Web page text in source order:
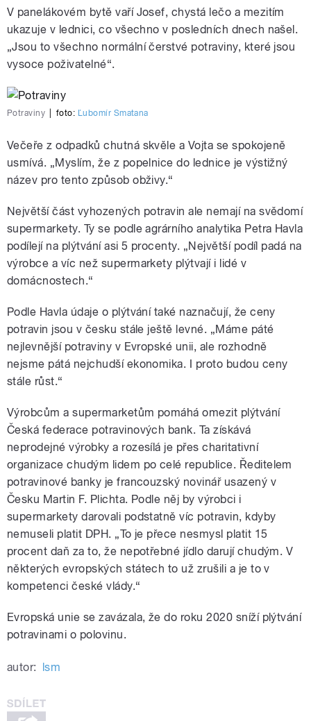
V panelákovém bytě vaří Josef, chystá lečo a mezitím
ukazuje v lednici, co všechno v posledních dnech našel.
„Jsou to všechno normální čerstvé potraviny, které jsou
vysoce poživatelné“.
Potraviny foto: Ľubomír Smatana
Večeře z odpadků chutná skvěle a Vojta se spokojeně
usmívá. „Myslím, že z popelnice do lednice je výstižný
název pro tento způsob obživy.“
Největší část vyhozených potravin ale nemají na svědomí
supermarkety. Ty se podle agrárního analytika Petra Havla
podílejí na plýtvání asi 5 procenty. „Největší podíl padá na
výrobce a víc než supermarkety plýtvají i lidé v
domácnostech.“
Podle Havla údaje o plýtvání také naznačují, že ceny
potravin jsou v česku stále ještě levné. „Máme páté
nejlevnější potraviny v Evropské unii, ale rozhodně
nejsme pátá nejchudší ekonomika. I proto budou ceny
stále růst.“
Výrobcům a supermarketům pomáhá omezit plýtvání
Česká federace potravinových bank. Ta získává
neprodejné výrobky a rozesílá je přes charitativní
organizace chudým lidem po celé republice. Ředitelem
potravinové banky je francouzský novinář usazený v
Česku Martin F. Plichta. Podle něj by výrobci i
supermarkety darovali podstatně víc potravin, kdyby
nemuseli platit DPH. „To je přece nesmysl platit 15
procent daň za to, že nepotřebné jídlo darují chudým. V
některých evropských státech to už zrušili a je to v
kompetenci české vlády.“
Evropská unie se zavázala, že do roku 2020 sníží plýtvání
potravinami o polovinu.
autor: lsm